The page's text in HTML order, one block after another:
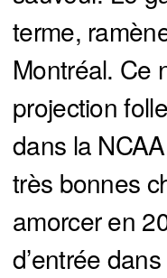
terme,
Montréal. Ce
projection
dans la
très bonnes
amorcer en
d’entrée